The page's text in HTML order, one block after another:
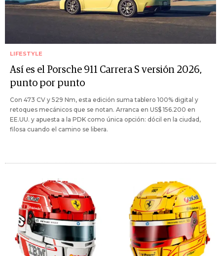
LIFESTYLE
Así es el Porsche 911 Carrera S versión 2026,
punto por punto
Con 473 CV y 529 Nm, esta edición suma tablero 100% digital y
retoques mecánicos que se notan. Arranca en US$ 156.200 en
EE.UU. y apuesta a la PDK como única opción: dócil en la ciudad,
filosa cuando el camino se libera.